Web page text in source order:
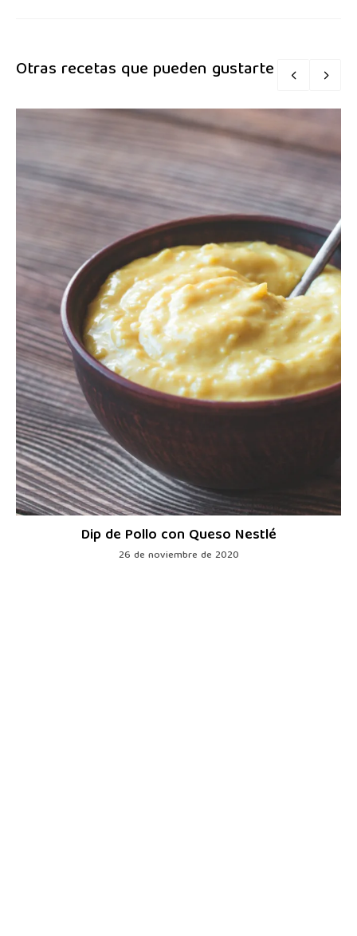
Otras recetas que pueden gustarte
Dip de Pollo con Queso Nestlé
26 de noviembre de 2020